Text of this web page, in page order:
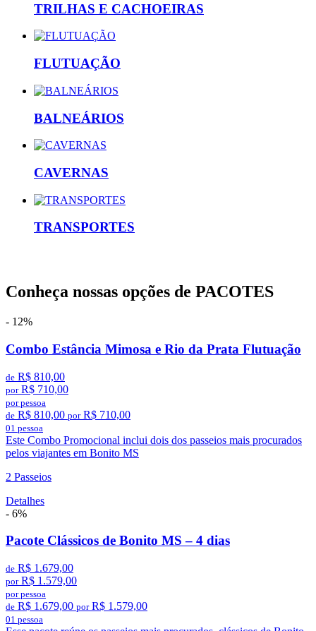
TRILHAS E CACHOEIRAS
FLUTUAÇÃO
BALNEÁRIOS
CAVERNAS
TRANSPORTES
Conheça nossas opções de PACOTES
- 12%
Combo Estância Mimosa e Rio da Prata Flutuação
de R$ 810,00
por R$ 710,00
por pessoa
de R$ 810,00 por R$ 710,00
01 pessoa
Este Combo Promocional inclui dois dos passeios mais procurados
pelos viajantes em Bonito MS
2 Passeios
Detalhes
- 6%
Pacote Clássicos de Bonito MS – 4 dias
de R$ 1.679,00
por R$ 1.579,00
por pessoa
de R$ 1.679,00 por R$ 1.579,00
01 pessoa